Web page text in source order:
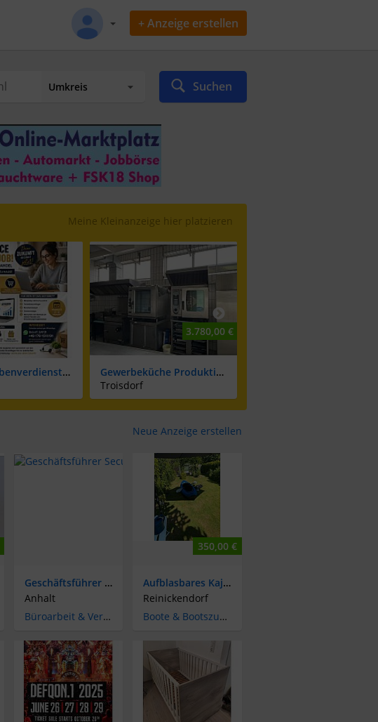
+ Anzeige erstellen
Suchen
Meine Kleinanzeige hier platzieren
Minijob Nebenverdienst Home-Office mit Perspektive (m/w/d)
3.780,00 €
Gewerbeküche Produktionsküche Bäckerei Backstube Cateringküche Küche Mietküche Kühlhaus Ladenlokal
Troisdorf
Neue Anzeige erstellen
Geschäftsführer Security
Anhalt
Büroarbeit & Verwaltung
350,00 €
Aufblasbares Kajak
Reinickendorf
Boote & Bootszubehör